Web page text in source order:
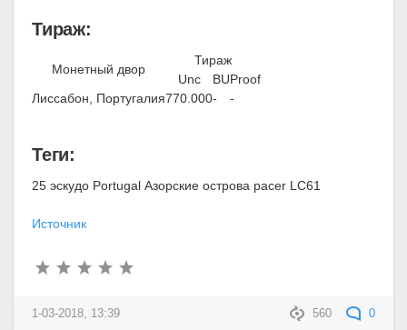
Тираж:
Монетный двор
Тираж
Unc
BUProof
Лиссабон, Португалия770.000- -
Теги:
25 эскудо Portugal Азорские острова pacer LC61
Источник
560 0
1-03-2018, 13:39